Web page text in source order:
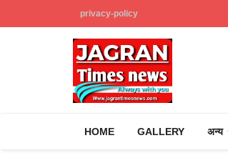
privacy-policy
HOME GALLERY अन्य